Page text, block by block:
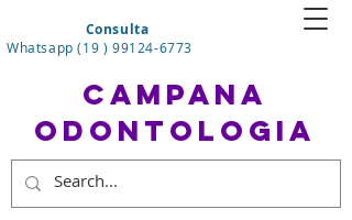
Consulta
Whatsapp (19 ) 99124-6773
CAMPANA
ODONTOLOGIA